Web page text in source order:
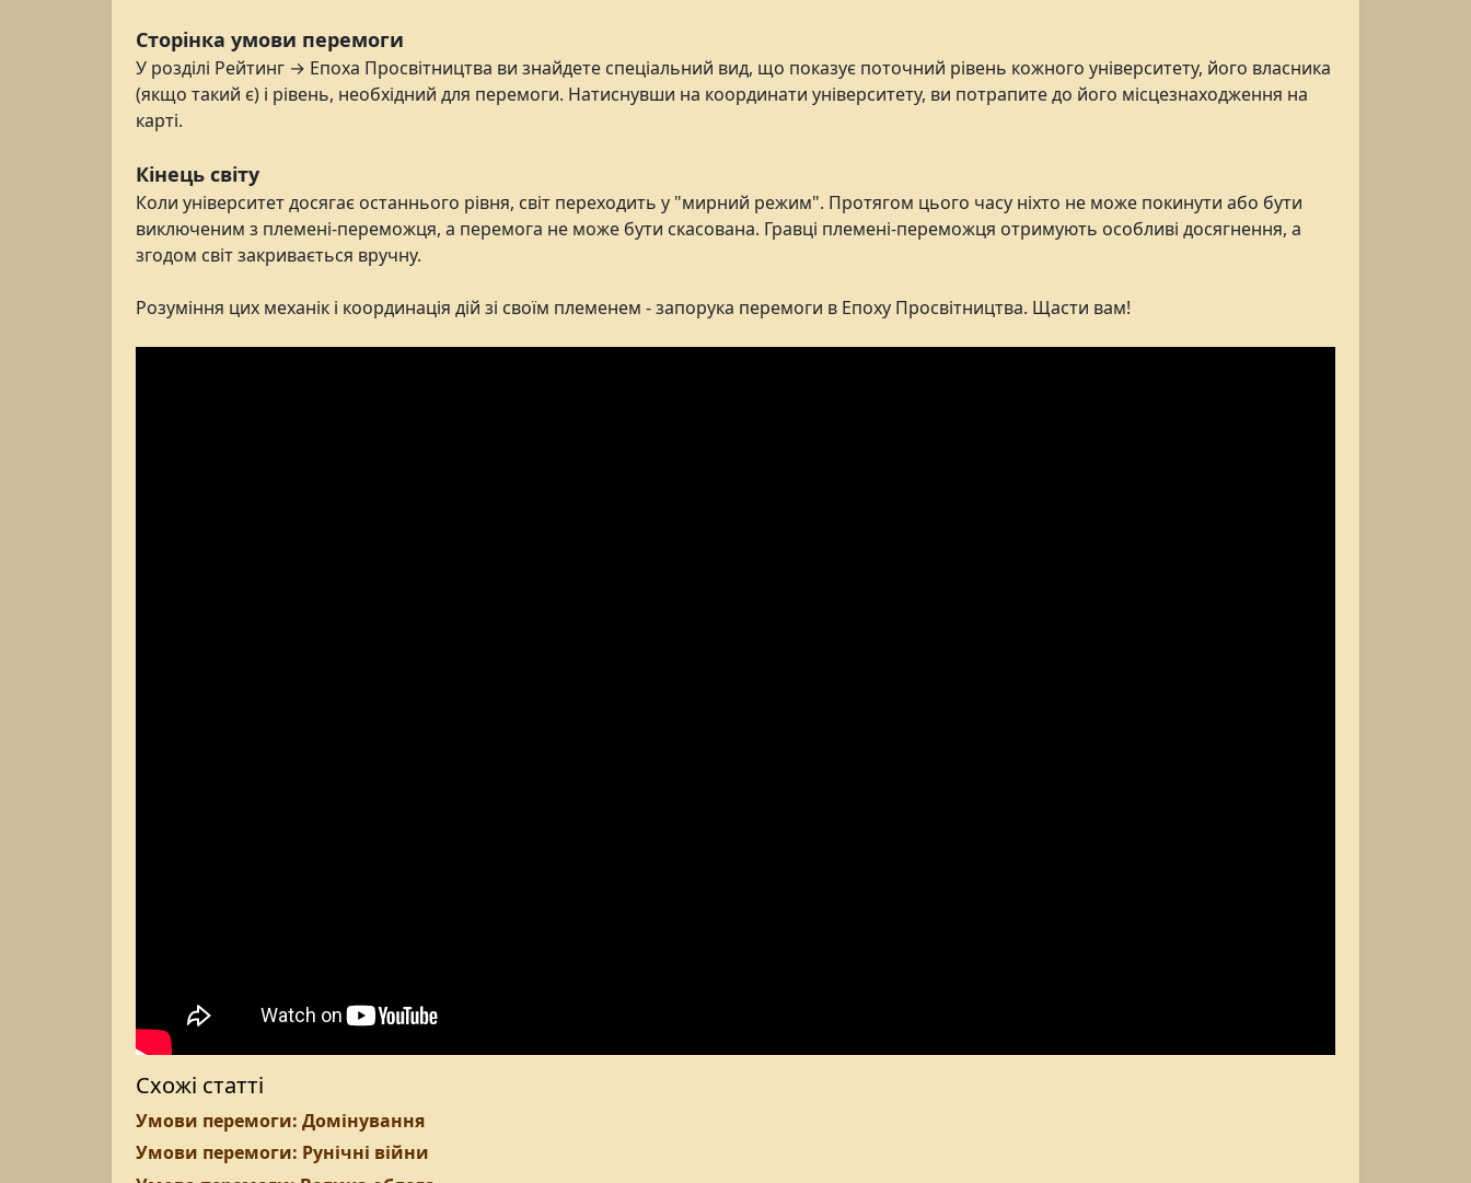
Сторінка умови перемоги
У розділі Рейтинг → Епоха Просвітництва ви знайдете спеціальний вид, що показує поточний рівень кожного університету, його власника
(якщо такий є) і рівень, необхідний для перемоги. Натиснувши на координати університету, ви потрапите до його місцезнаходження на
карті.
Кінець світу
Коли університет досягає останнього рівня, світ переходить у "мирний режим". Протягом цього часу ніхто не може покинути або бути
виключеним з племені-переможця, а перемога не може бути скасована. Гравці племені-переможця отримують особливі досягнення, а
згодом світ закривається вручну.
Розуміння цих механік і координація дій зі своїм племенем - запорука перемоги в Епоху Просвітництва. Щасти вам!
Схожі статті
Умови перемоги: Домінування
Умови перемоги: Рунічні війни